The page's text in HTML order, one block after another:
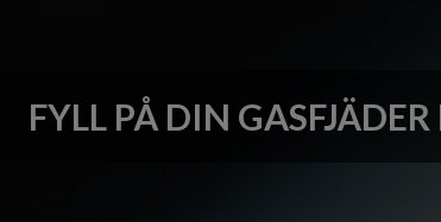
FYLL PÅ DIN